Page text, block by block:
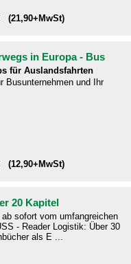
(21,90+MwSt)
in Europa - Bus
für Auslandsfahrten
Busunternehmen und Ihr
(12,90+MwSt)
20 Kapitel
sofort vom umfangreichen
- Reader Logistik: Über 30
als E ...